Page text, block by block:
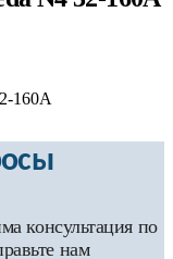
160A
консультация по
нам